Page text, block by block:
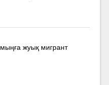
жуық мигрант